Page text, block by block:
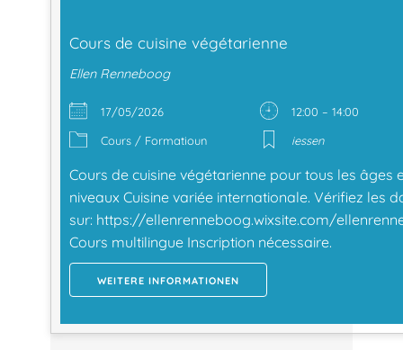
Cours de cuisine végétarienne
Ellen Renneboog
17/05/2026
12:00 – 14:00
Cours / Formatioun
iessen
Cours de cuisine végétarienne pour tous les âges
niveaux Cuisine variée internationale. Vérifiez les
sur: https://ellenrenneboog.wixsite.com/
Cours multilingue Inscription nécessaire.
WEITERE INFORMATIONEN